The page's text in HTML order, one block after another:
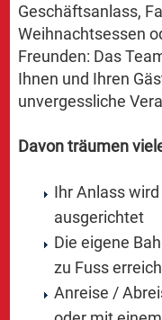
Geschäftsanlass,
Weihnachtsessen
Freunden: Das
Ihnen und Ihren
unvergessliche
Davon träumen
Ihr Anlass
ausgerichtet
Die eigene
zu Fuss
Anreise /